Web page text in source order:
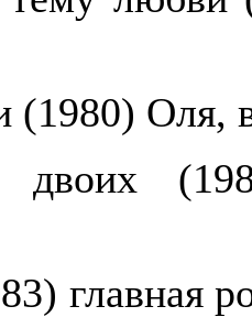
(1980) Оля,
двоих
главная